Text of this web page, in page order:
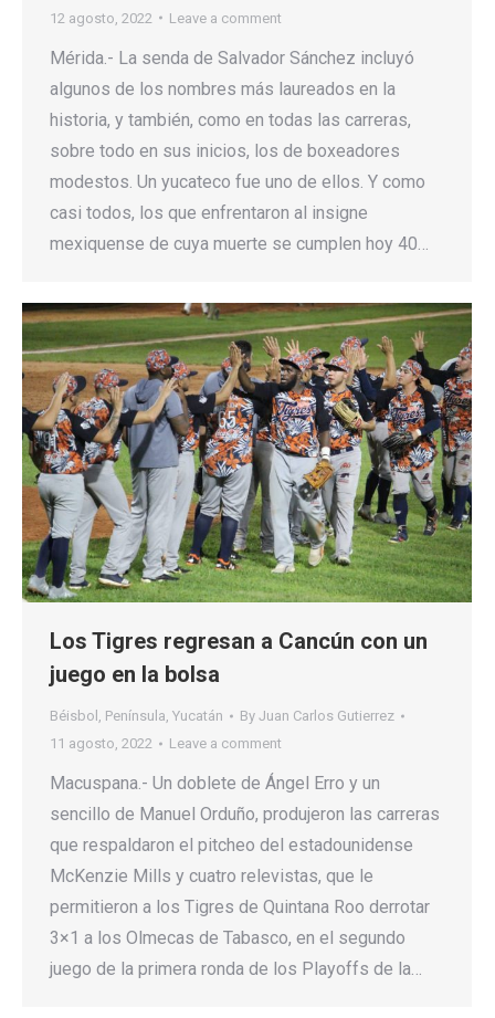
12 agosto, 2022
Leave a comment
Mérida.- La senda de Salvador Sánchez incluyó
algunos de los nombres más laureados en la
historia, y también, como en todas las carreras,
sobre todo en sus inicios, los de boxeadores
modestos. Un yucateco fue uno de ellos. Y como
casi todos, los que enfrentaron al insigne
mexiquense de cuya muerte se cumplen hoy 40…
Los Tigres regresan a Cancún con un
juego en la bolsa
Béisbol , Península, Yucatán By Juan Carlos Gutierrez
11 agosto, 2022
Leave a comment
Macuspana.- Un doblete de Ángel Erro y un
sencillo de Manuel Orduño, produjeron las carreras
que respaldaron el pitcheo del estadounidense
McKenzie Mills y cuatro relevistas, que le
permitieron a los Tigres de Quintana Roo derrotar
3×1 a los Olmecas de Tabasco, en el segundo
juego de la primera ronda de los Playoffs de la…